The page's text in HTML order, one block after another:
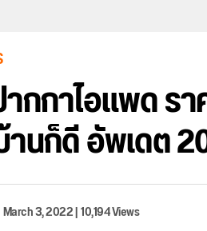
กกาไอแพด ร
นก็ดี อัพเดต
March 3, 2022|10,194 Views